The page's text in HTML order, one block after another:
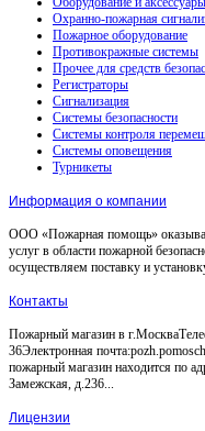
Охранно-пожарная
Пожарное оборудование
Противокражные системы
Прочее для средств
Регистраторы
Сигнализация
Системы безопасности
Системы контроля
Системы оповещения
Турникеты
Информация о компании
ООО «Пожарная помощь»
услуг в области пожарной
осуществляем поставку и
Контакты
Пожарный магазин в
36Электронная
пожарный магазин находится по
Замежская, д.236...
Лицензии